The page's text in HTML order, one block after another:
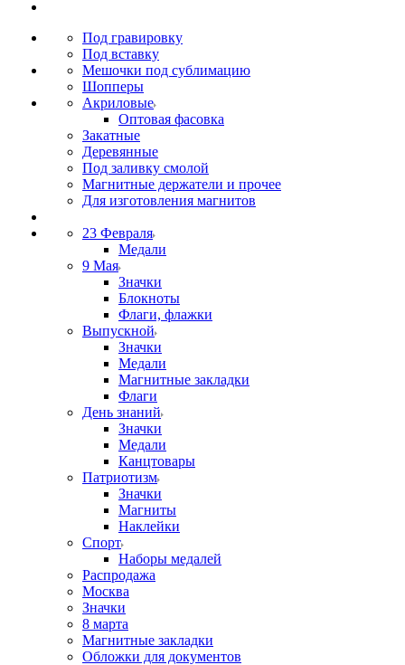
Под гравировку
Под вставку
Мешочки под сублимацию
Шопперы
Акриловые
Оптовая фасовка
Закатные
Деревянные
Под заливку смолой
Магнитные держатели и прочее
Для изготовления магнитов
23 Февраля
Медали
9 Мая
Значки
Блокноты
Флаги, флажки
Выпускной
Значки
Медали
Магнитные закладки
Флаги
День знаний
Значки
Медали
Канцтовары
Патриотизм
Значки
Магниты
Наклейки
Спорт
Наборы медалей
Распродажа
Москва
Значки
8 марта
Магнитные закладки
Обложки для документов